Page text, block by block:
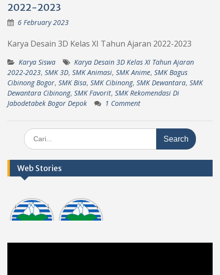
2022-2023
6 February 2023
Karya Desain 3D Kelas XI Tahun Ajaran 2022-2023
Karya Siswa
Karya Desain 3D Kelas XI Tahun Ajaran
2022-2023, SMK 3D, SMK Animasi, SMK Anime, SMK Bagus
Cibinong Bogor, SMK Bisa, SMK Cibinong, SMK Dewantara, SMK
Dewantara Cibinong, SMK Favorit, SMK Rekomendasi Di
Jabodetabek Bogor Depok
1 Comment
Search
for:
Web Stories
Informasi
Dokumen
tasi